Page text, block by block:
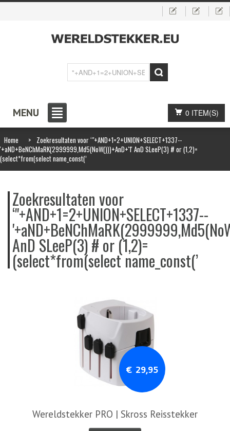
MENU 0 ITEM(S)
Home > Zoekresultaten voor ‘"+AND+1=2+UNION+SELECT+1337--
'+aND+BeNChMaRK(2999999,Md5(NoW()))+AnD+'1' AnD SLeeP(3) # or (1,2)=
(select*from(select name_const(’
Zoekresultaten voor
‘"+AND+1=2+UNION+SELECT+1337--
AnD SLeeP(3) # or (1,2)=
(select*from(select name_const(’
€ 29,95
Wereldstekker PRO | Skross Reisstekker